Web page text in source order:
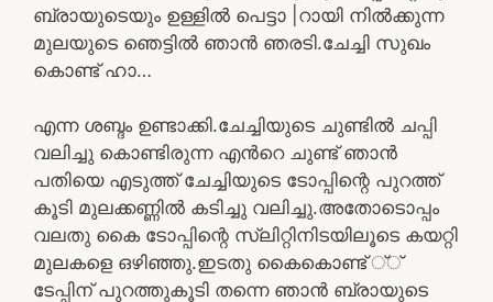
ബ്രായുടെയും ഉള്ളിൽ പെട്ടാ |റായി നിൽക്കുന്ന
മുലയുടെ ഞെട്ടിൽ ഞാൻ ഞരടി.ചേച്ചി സുഖം
കൊണ്ട് ഹാ…
എന്ന ശബ്ദം ഉണ്ടാക്കി.ചേച്ചിയുടെ ചുണ്ടിൽ ചപ്പി
വലിച്ചു കൊണ്ടിരുന്ന എൻറെ ചുണ്ട് ഞാൻ
പതിയെ എടുത്ത് ചേച്ചിയുടെ ടോപ്പിന്റെ പുറത്ത്
കൂടി മുലക്കണ്ണിൽ കടിച്ചു വലിച്ചു.അതോടൊപ്പം
വലതു കൈ ടോപ്പിന്റെ സ്ലിറ്റിനിടയിലൂടെ കയറ്റി
മുലകളെ ഒഴിഞ്ഞു.ഇടതു കൈകൊണ്ട് ്്
ടേപ്പിന് പുറത്തുകൂടി തന്നെ ഞാൻ ബ്രായുടെ